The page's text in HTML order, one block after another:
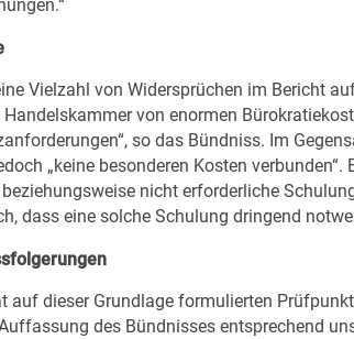
Vielzahl von Widersprüchen im Bericht
Handelskammer von enormen
so das Bündniss. Im
„keine besonderen Kosten verbunden“.
nicht erforderliche
dass eine solche Schulung dringend
auf dieser Grundlage formulierten
des Bündnisses entsprechend